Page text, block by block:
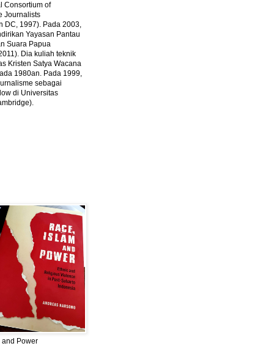
Consortium of
Journalists
DC, 1997). Pada 2003,
Yayasan Pantau
Suara Papua
Dia kuliah teknik
Kristen Satya Wacana
1980an. Pada 1999,
sebagai
di Universitas
and Power